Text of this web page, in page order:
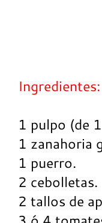
Ingredientes:
1 pulpo (de
1 zanahoria
1 puerro.
2 cebolletas.
2 tallos de